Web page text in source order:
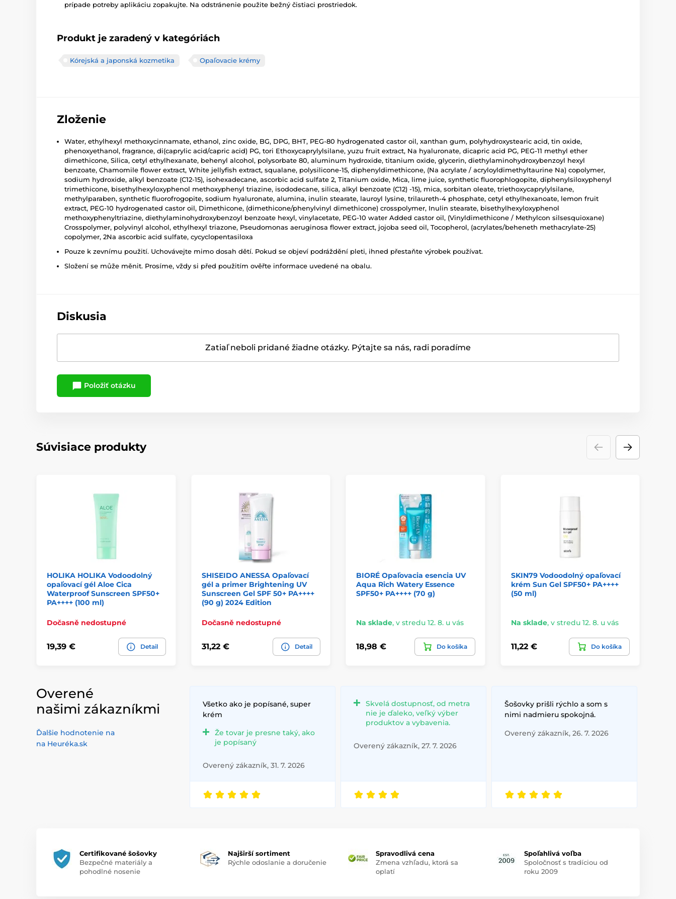
prípade potreby aplikáciu zopakujte. Na odstránenie použite bežný čistiaci prostriedok.
Produkt je zaradený v kategóriách
Kórejská a japonská kozmetika Opaľovacie krémy
Zloženie
Water, ethylhexyl methoxycinnamate, ethanol, zinc oxide, BG, DPG, BHT, PEG-80 hydrogenated castor oil, xanthan gum, polyhydroxystearic acid, tin oxide,
phenoxyethanol, fragrance, di(caprylic acid/capric acid) PG, tori Ethoxycaprylylsilane, yuzu fruit extract, Na hyaluronate, dicapric acid PG, PEG-11 methyl ether
dimethicone, Silica, cetyl ethylhexanate, behenyl alcohol, polysorbate 80, aluminum hydroxide, titanium oxide, glycerin, diethylaminohydroxybenzoyl hexyl
benzoate, Chamomile flower extract, White jellyfish extract, squalane, polysilicone-15, diphenyldimethicone, (Na acrylate / acryloyldimethyltaurine Na) copolymer,
sodium hydroxide, alkyl benzoate (C12-15), isohexadecane, ascorbic acid sulfate 2, Titanium oxide, Mica, lime juice, synthetic fluorophlogopite, diphenylsiloxyphenyl
trimethicone, bisethylhexyloxyphenol methoxyphenyl triazine, isododecane, silica, alkyl benzoate (C12) -15), mica, sorbitan oleate, triethoxycaprylylsilane,
methylparaben, synthetic fluorofrogopite, sodium hyaluronate, alumina, inulin stearate, lauroyl lysine, trilaureth-4 phosphate, cetyl ethylhexanoate, lemon fruit
extract, PEG-10 hydrogenated castor oil, Dimethicone, (dimethicone/phenylvinyl dimethicone) crosspolymer, Inulin stearate, bisethylhexyloxyphenol
methoxyphenyltriazine, diethylaminohydroxybenzoyl benzoate hexyl, vinylacetate, PEG-10 water Added castor oil, (Vinyldimethicone / Methylcon silsesquioxane)
Crosspolymer, polyvinyl alcohol, ethylhexyl triazone, Pseudomonas aeruginosa flower extract, jojoba seed oil, Tocopherol, (acrylates/beheneth methacrylate-25)
copolymer, 2Na ascorbic acid sulfate, cycyclopentasiloxa
Pouze k zevnímu použití. Uchovávejte mimo dosah dětí. Pokud se objeví podráždění pleti, ihned přestaňte výrobek používat.
Složení se může měnit. Prosíme, vždy si před použitím ověřte informace uvedené na obalu.
Diskusia
Zatiaľ neboli pridané žiadne otázky. Pýtajte sa nás, radi poradíme
Položiť otázku
Súvisiace produkty
HOLIKA HOLIKA Vodoodolný
opaľovací gél Aloe Cica
Waterproof Sunscreen SPF50+
PA++++ (100 ml)
Dočasně nedostupné
19,39 € Detail
SHISEIDO ANESSA Opaľovací
gél a primer Brightening UV
Sunscreen Gel SPF 50+ PA++++
(90 g) 2024 Edition
Dočasně nedostupné
31,22 € Detail
BIORÉ Opaľovacia esencia UV
Aqua Rich Watery Essence
SPF50+ PA++++ (70 g)
Na sklade, v stredu 12. 8. u vás
18,98 € Do košíka
SKIN79 Vodoodolný opaľovací
krém Sun Gel SPF50+ PA++++
(50 ml)
Na sklade, v stredu 12. 8. u vás
11,22 € Do košíka
Overené
našimi zákazníkmi
Ďalšie hodnotenie na
na Heuréka.sk
Všetko ako je popísané, super
krém
Že tovar je presne taký, ako
je popísaný
Overený zákazník, 31. 7. 2026
Skvelá dostupnosť, od metra
nie je ďaleko, veľký výber
produktov a vybavenia.
Overený zákazník, 27. 7. 2026
Šošovky prišli rýchlo a som s
nimi nadmieru spokojná.
Overený zákazník, 26. 7. 2026
Certifikované šošovky
Bezpečné materiály a
pohodlné nosenie
Najširší sortiment
Rýchle odoslanie a doručenie
Spravodlivá cena
Zmena vzhľadu, ktorá sa
oplatí
Spoľahlivá voľba
Spoločnosť s tradíciou od
roku 2009